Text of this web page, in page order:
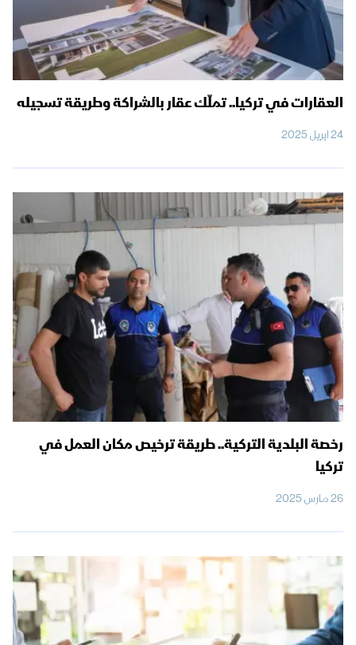
العقارات في تركيا.. تملّك عقار بالشراكة وطريقة تسجيله
24 ابريل 2025
رخصة البلدية التركية.. طريقة ترخيص مكان العمل في
تركيا
26 مارس 2025